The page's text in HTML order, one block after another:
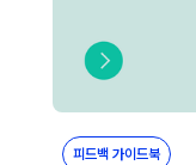
피드백 가이드북